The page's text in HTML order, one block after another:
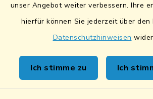
unser Angebot weiter verbessern. Ihre
hierfür können Sie jederzeit über den
Datenschutzhinweisen
Ich stimme zu Ich
Kontakt
Sicheres